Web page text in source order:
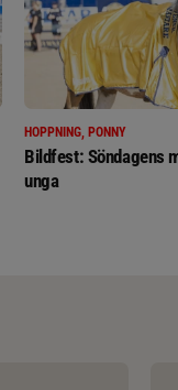
HOPPNING, PONNY
Bildfest: Söndagens
unga